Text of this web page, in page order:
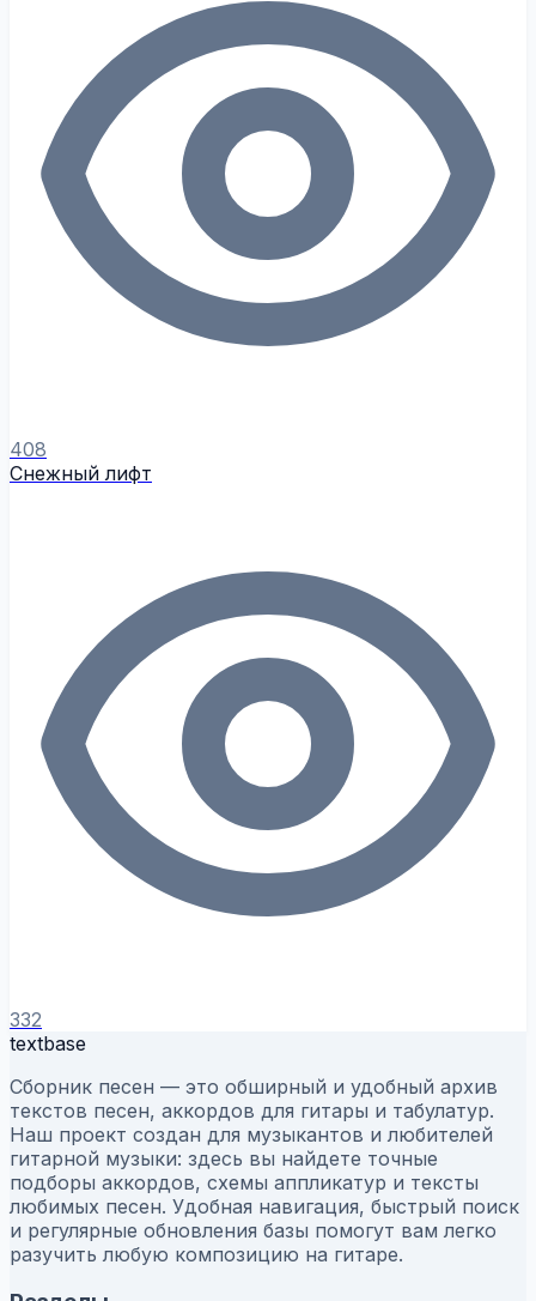
408
Снежный лифт
332
textbase
Сборник песен — это обширный и удобный архив
текстов песен, аккордов для гитары и табулатур.
Наш проект создан для музыкантов и любителей
гитарной музыки: здесь вы найдете точные
подборы аккордов, схемы аппликатур и тексты
любимых песен. Удобная навигация, быстрый поиск
и регулярные обновления базы помогут вам легко
разучить любую композицию на гитаре.